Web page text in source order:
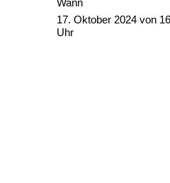
Wann
17. Oktober 2024 von
Uhr